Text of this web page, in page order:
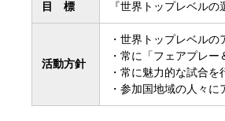
目 標 『世界トップレベル
活動方針
・世界トップレベルの
・常に「フェアプレ
・常に魅力的な試合
・参加国地域の人々